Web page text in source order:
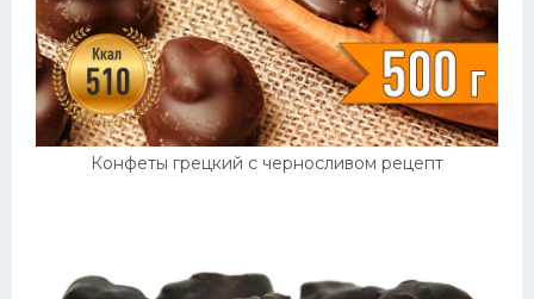
Конфеты грецкий с черносливом рецепт